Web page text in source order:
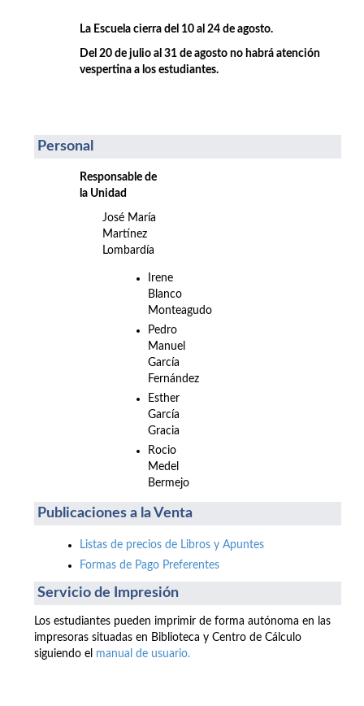
La Escuela cierra del 10 al 24 de agosto.
Del 20 de julio al 31 de agosto no habrá atención
vespertina a los estudiantes.
Personal
Responsable de
la Unidad
José María
Martínez
Lombardía
Irene
Blanco
Monteagudo
Pedro
Manuel
García
Fernández
Esther
García
Gracia
Rocio
Medel
Bermejo
Publicaciones a la Venta
Listas de precios de Libros y Apuntes
Formas de Pago Preferentes
Servicio de Impresión
Los estudiantes pueden imprimir de forma autónoma en las
impresoras situadas en Biblioteca y Centro de Cálculo
siguiendo el manual de usuario.